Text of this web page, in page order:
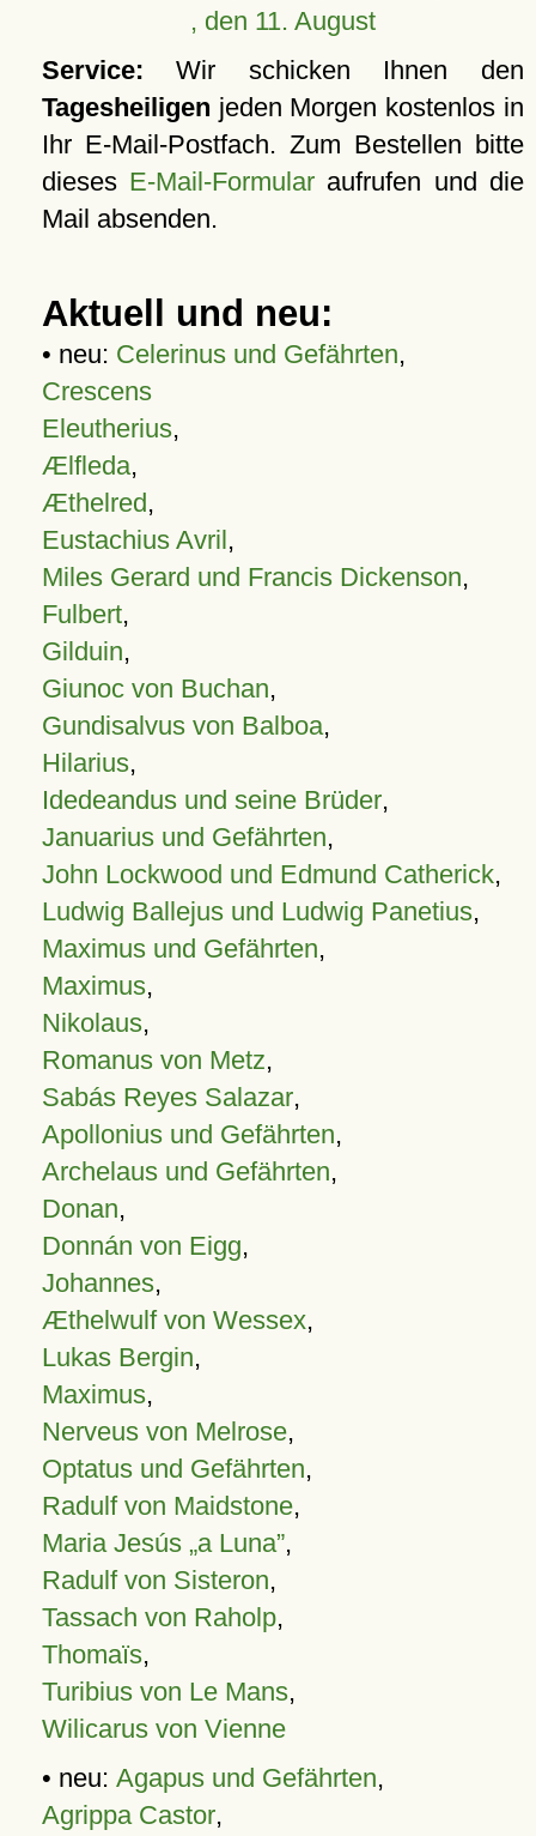
, den 11. August
Service: Wir schicken Ihnen den
Tagesheiligen jeden Morgen kostenlos in
Ihr E-Mail-Postfach. Zum Bestellen bitte
dieses E-Mail-Formular aufrufen und die
Mail absenden.
Aktuell und neu:
• neu: Celerinus und Gefährten,
Crescens
Eleutherius,
Ælfleda,
Æthelred,
Eustachius Avril,
Miles Gerard und Francis Dickenson,
Fulbert,
Gilduin,
Giunoc von Buchan,
Gundisalvus von Balboa,
Hilarius,
Idedeandus und seine Brüder,
Januarius und Gefährten,
John Lockwood und Edmund Catherick,
Ludwig Ballejus und Ludwig Panetius,
Maximus und Gefährten,
Maximus,
Nikolaus,
Romanus von Metz,
Sabás Reyes Salazar,
Apollonius und Gefährten,
Archelaus und Gefährten,
Donan,
Donnán von Eigg,
Johannes,
Æthelwulf von Wessex,
Lukas Bergin,
Maximus,
Nerveus von Melrose,
Optatus und Gefährten,
Radulf von Maidstone,
Maria Jesús „a Luna”,
Radulf von Sisteron,
Tassach von Raholp,
Thomaïs,
Turibius von Le Mans,
Wilicarus von Vienne
• neu: Agapus und Gefährten,
Agrippa Castor,